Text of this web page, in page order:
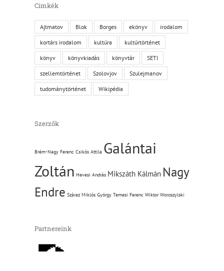
Címkék
Ajtmatov Blok Borges ekönyv irodalom
kortárs irodalom kultúra kultúrtörténet
könyv könyvkiadás könyvtár SETI
szellemtörténet Szolovjov Szulejmanov
tudománytörténet Wikipédia
Szerzők
Brém-Nagy Ferenc Csikós Attila Galántai
Zoltán Hevesi András Mikszáth Kálmán Nagy
Endre Száraz Miklós György Temesi Ferenc Wiktor Woroszylski
Partnereink